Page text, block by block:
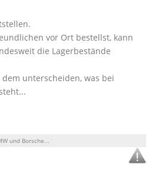
vor Ort bestellst, kann
die Lagerbestände
unterscheiden, was bei
und Borsche...